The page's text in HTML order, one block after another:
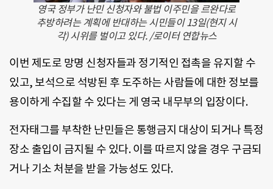
영국 정부가 난민 신청자와 불법 이주민을 르완다로
추방하려는 계획에 반대하는 시민들이 13일(현지 시
각) 시위를 벌이고 있다. /로이터 연합뉴스
이번 제도로 망명 신청자들과 정기적인 접촉을 유지할 수
있고, 보석으로 석방된 후 도주하는 사람들에 대한 정보를
용이하게 수집할 수 있다는 게 영국 내무부의 입장이다.
전자태그를 부착한 난민들은 통행금지 대상이 되거나 특정
장소 출입이 금지될 수 있다. 이를 따르지 않을 경우 구금되
거나 기소 처분을 받을 가능성도 있다.